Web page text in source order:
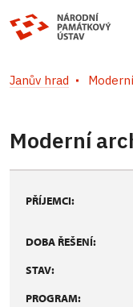
Janův hrad
Moderní
PŘÍJEMCI:
DOBA ŘEŠENÍ:
STAV:
PROGRAM: